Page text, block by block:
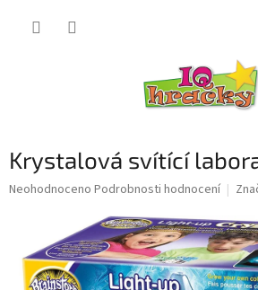
Krystalová svítící
Průměrné
0,0
Neohodnoceno Podrobnosti hodnocení